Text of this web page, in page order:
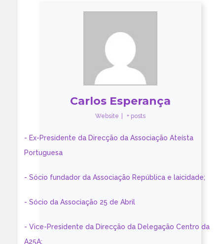
Carlos Esperança
Website + posts
- Ex-Presidente da Direcção da Associação Ateísta
Portuguesa
- Sócio fundador da Associação República e laicidade;
- Sócio da Associação 25 de Abril
- Vice-Presidente da Direcção da Delegação Centro da
A25A;